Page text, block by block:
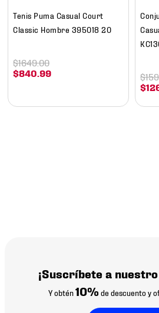
Tenis Puma Casual Court
Classic Hombre 395018 20
$840.99
$1649.00
$
$
¡Suscríbete a
Y obtén10% de descuento y